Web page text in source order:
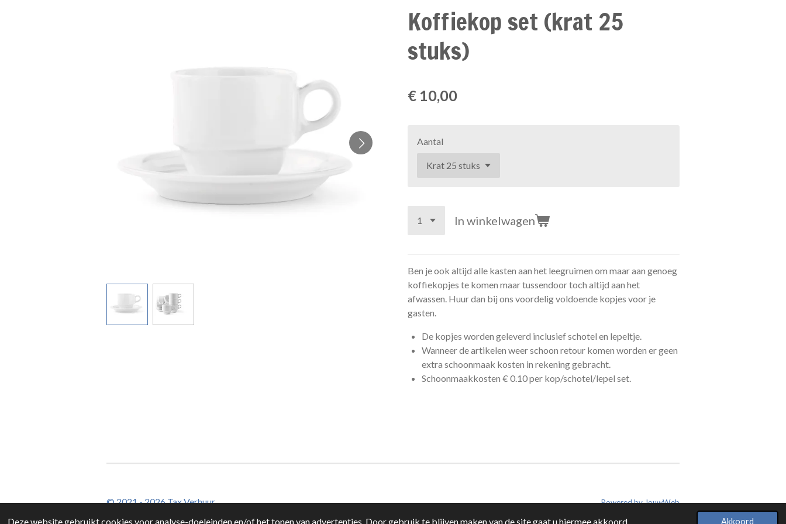
Deze website gebruikt cookies voor analyse-doeleinden en/of het tonen van advertenties. Door gebruik te blijven maken van de site gaat u hiermee akkoord. Akkoord
Koffiekop set (krat 25
stuks)
€ 10,00
Aantal
In winkelwagen
Ben je ook altijd alle kasten aan het leegruimen om maar aan genoeg
koffiekopjes te komen maar tussendoor toch altijd aan het
afwassen. Huur dan bij ons voordelig voldoende kopjes voor je
gasten.
De kopjes worden geleverd inclusief schotel en lepeltje.
Wanneer de artikelen weer schoon retour komen worden er geen
extra schoonmaak kosten in rekening gebracht.
Schoonmaakkosten € 0.10 per kop/schotel/lepel set.
© 2021 - 2026 Tax Verhuur Powered byJouwWeb